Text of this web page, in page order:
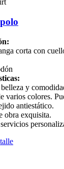
corta con
y
varios colores.
antiestático.
obra exquisita.